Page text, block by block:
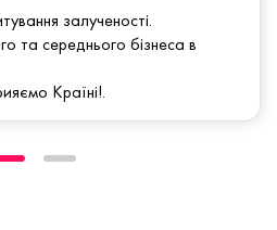
залученості.
та середнього бізнеса в
Країні!.